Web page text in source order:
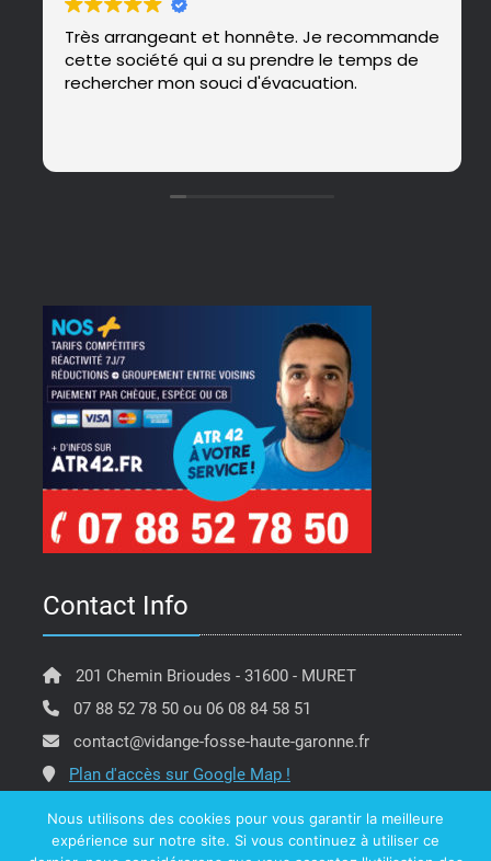
Très arrangeant et honnête. Je recommande
cette société qui a su prendre le temps de
rechercher mon souci d'évacuation.
Contact Info
201 Chemin Brioudes - 31600 - MURET
07 88 52 78 50 ou 06 08 84 58 51
contact@vidange-fosse-haute-garonne.fr
Plan d'accès sur Google Map !
Nous utilisons des cookies pour vous garantir la meilleure
expérience sur notre site. Si vous continuez à utiliser ce